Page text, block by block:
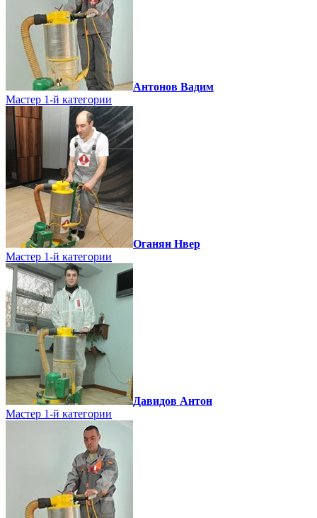
Антонов Вадим
Мастер 1-й категории
Оганян Нвер
Мастер 1-й категории
Давидов Антон
Мастер 1-й категории